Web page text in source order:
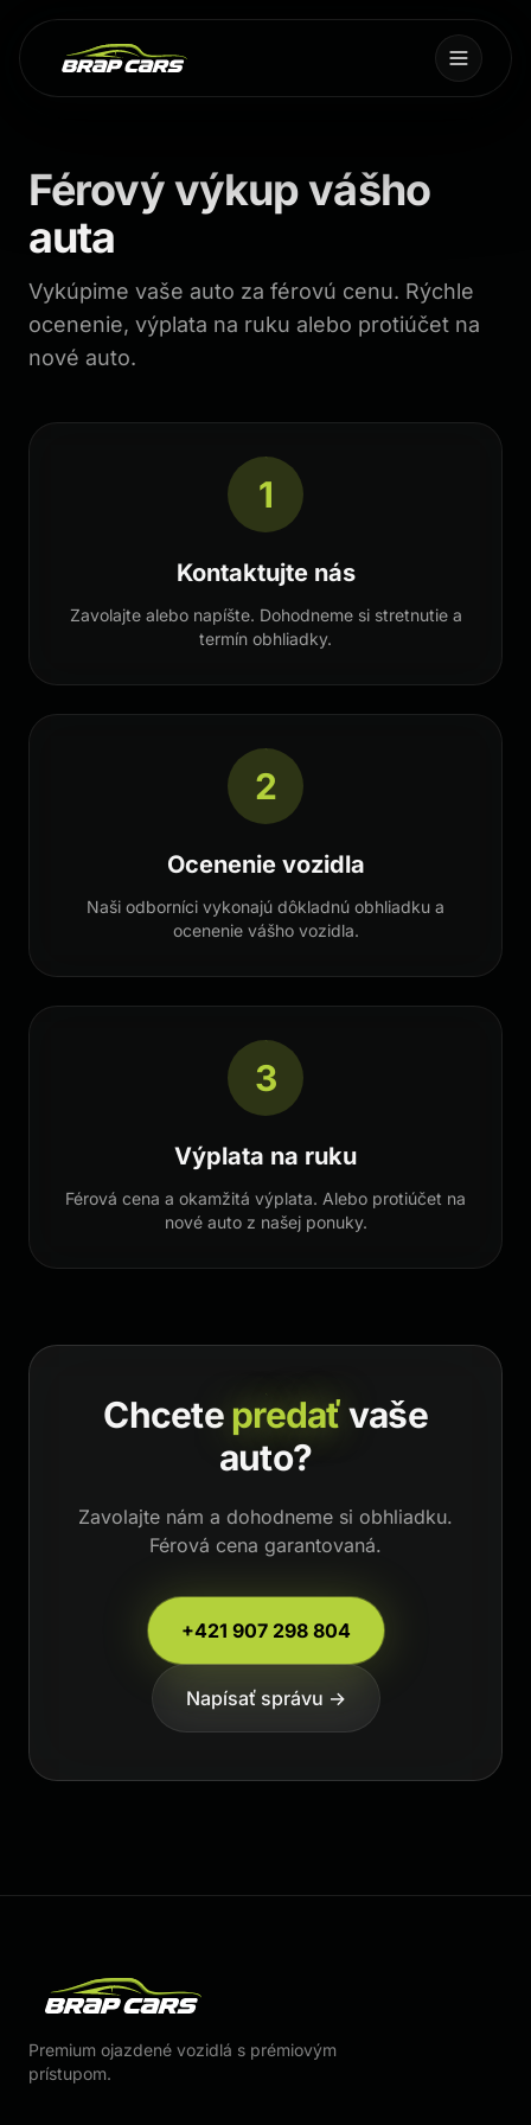
Férový výkup vášho
auta
Vykúpime vaše auto za férovú cenu. Rýchle
ocenenie, výplata na ruku alebo protiúčet na
nové auto.
1
Kontaktujte nás
Zavolajte alebo napíšte. Dohodneme si stretnutie a
termín obhliadky.
2
Ocenenie vozidla
Naši odborníci vykonajú dôkladnú obhliadku a
ocenenie vášho vozidla.
3
Výplata na ruku
Férová cena a okamžitá výplata. Alebo protiúčet na
nové auto z našej ponuky.
Chcetepredaťvaše
auto?
Zavolajte nám a dohodneme si obhliadku.
Férová cena garantovaná.
+421 907 298 804
Napísať správu →
Premium ojazdené vozidlá s prémiovým
prístupom.